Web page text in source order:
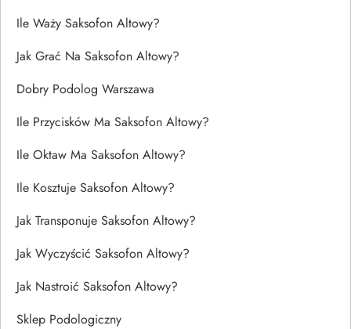
Ile Waży Saksofon Altowy?
Jak Grać Na Saksofon Altowy?
Dobry Podolog Warszawa
Ile Przycisków Ma Saksofon Altowy?
Ile Oktaw Ma Saksofon Altowy?
Ile Kosztuje Saksofon Altowy?
Jak Transponuje Saksofon Altowy?
Jak Wyczyścić Saksofon Altowy?
Jak Nastroić Saksofon Altowy?
Sklep Podologiczny